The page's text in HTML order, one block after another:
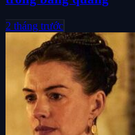
2 tháng trước